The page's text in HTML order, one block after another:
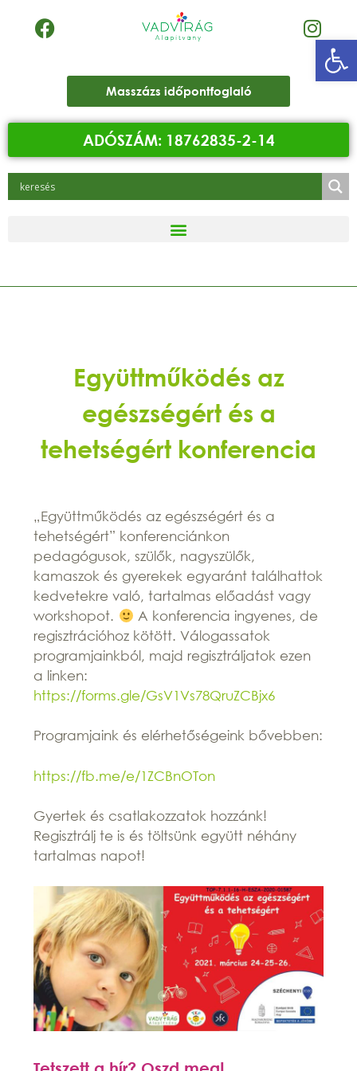
Masszázs időpontfoglaló
ADÓSZÁM: 18762835-2-14
Együttműködés az
egészségért és a
tehetségért konferencia
„Együttműködés az egészségért és a
tehetségért” konferenciánkon
pedagógusok, szülők, nagyszülők,
kamaszok és gyerekek egyaránt találhattok
kedvetekre való, tartalmas előadást vagy
workshopot.
A konferencia ingyenes, de
regisztrációhoz kötött. Válogassatok
programjainkból, majd regisztráljatok ezen
a linken:
https://forms.gle/GsV1Vs78QruZCBjx6
Programjaink és elérhetőségeink bővebben:
https://fb.me/e/1ZCBnOTon
Gyertek és csatlakozzatok hozzánk!
Regisztrálj te is és töltsünk együtt néhány
tartalmas napot!